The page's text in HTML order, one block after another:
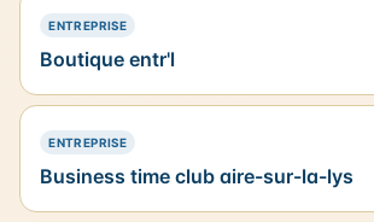
ENTREPRISE— PRÉSENCE SIMPLE
Boutique entr'l
ENTREPRISE— PRÉSENCE SIMPLE
Business time club aire-sur-la-lys